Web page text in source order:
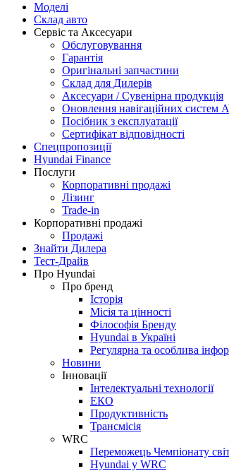
Моделі
Склад авто
Сервіс та Аксесуари
Обслуговування
Гарантія
Оригінальні запчастини
Склад для Дилерів
Аксесуари / Сувенірна продукція
Оновлення навігаційних систем
Посібник з експлуатації
Сертифікат відповідності
Спецпропозиції
Hyundai Finance
Послуги
Корпоративні продажі
Лізинг
Trade-in
Корпоративні продажі
Продажі
Знайти Дилера
Тест-Драйв
Про Hyundai
Про бренд
Історія
Місія та цінності
Філософія Бренду
Hyundai в Україні
Регулярна та особлива
Новини
Інновації
Інтелектуальні технології
ЕКО
Продуктивність
Трансмісія
WRC
Переможець Чемпіонату
Hyundai у WRC